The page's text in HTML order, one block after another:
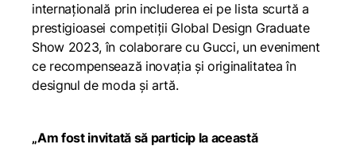
internațională prin includerea ei pe lista scurtă a
prestigioasei competiții Global Design Graduate
Show 2023, în colaborare cu Gucci, un eveniment
ce recompensează inovația și originalitatea în
designul de moda și artă.
„Am fost invitată să particip la această